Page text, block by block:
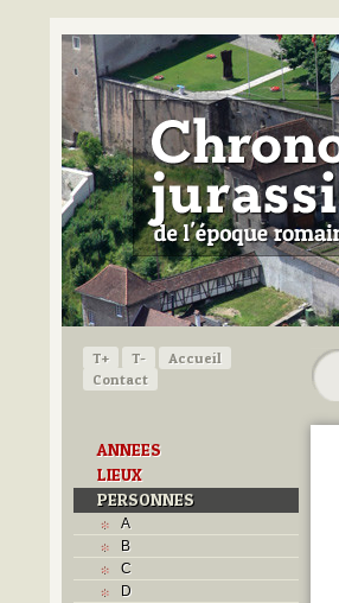
T+ T-
Accueil
Contact
ANNEES
LIEUX
PERSONNES
A
B
C
D